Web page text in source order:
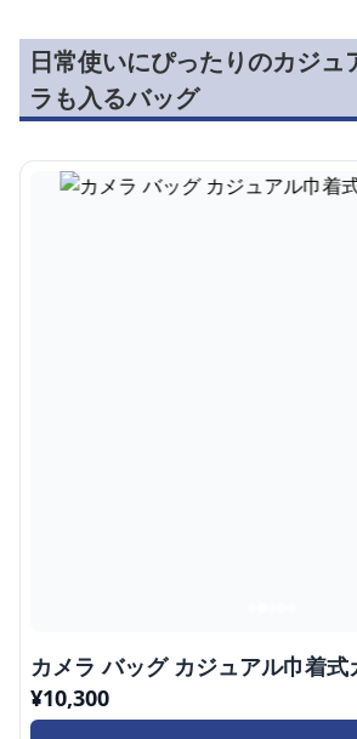
日常使いにぴったりのカジュ
ラも入るバッグ
カメラ バッグ カジュアル巾着
¥10,300